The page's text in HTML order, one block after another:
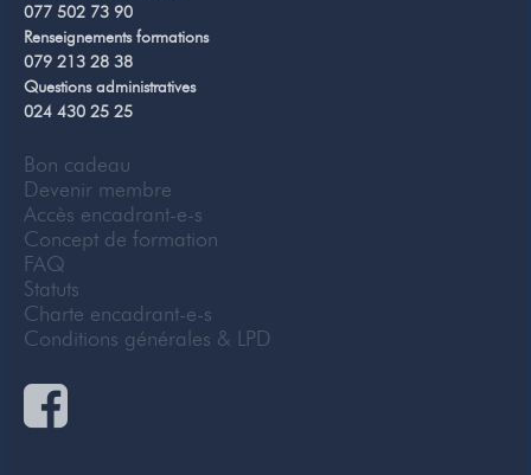
077 502 73 90
Renseignements formations
079 213 28 38
Questions administratives
024 430 25 25
Bon cadeau
Devenir membre
Accès encadrant-e-s
Concept de formation
FAQ
Statuts
Charte encadrant-e-s
Conditions générales & LPD